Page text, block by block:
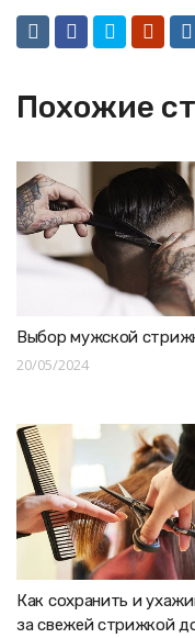
Похожие
Выбор мужской
20/05/2024
Как сохранить и
за свежей стрижкой